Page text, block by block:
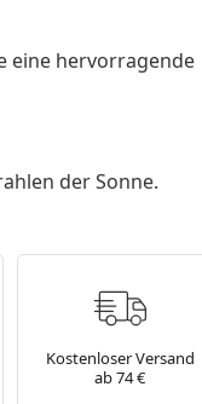
eine hervorragende
der Sonne.
Kostenloser Versand
ab 74 €